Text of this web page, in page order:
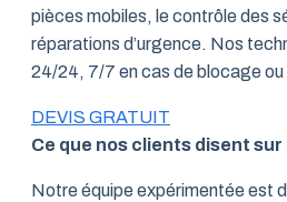
pièces mobiles, le contrôle des
réparations d’urgence. Nos
24/24, 7/7 en cas de blocage
DEVIS GRATUIT
Ce que nos clients disent sur
Notre équipe expérimentée est